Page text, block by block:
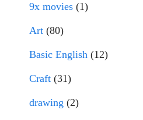
9x movies (1)
Art (80)
Basic English (12)
Craft (31)
drawing (2)